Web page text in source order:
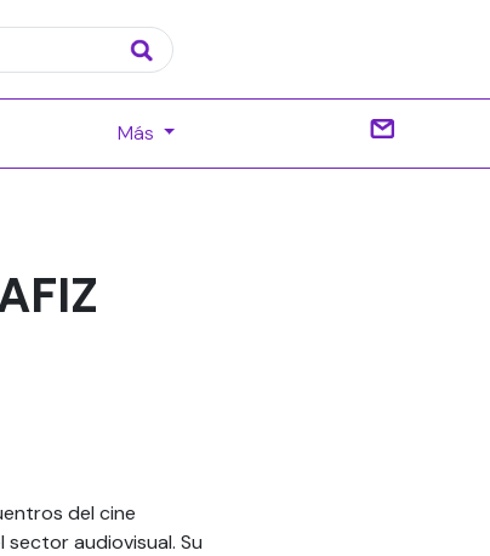
Más
del cine
audiovisual. Su